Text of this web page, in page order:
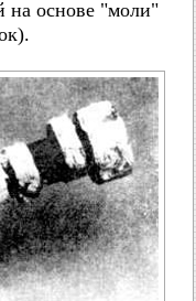
на основе "моли"